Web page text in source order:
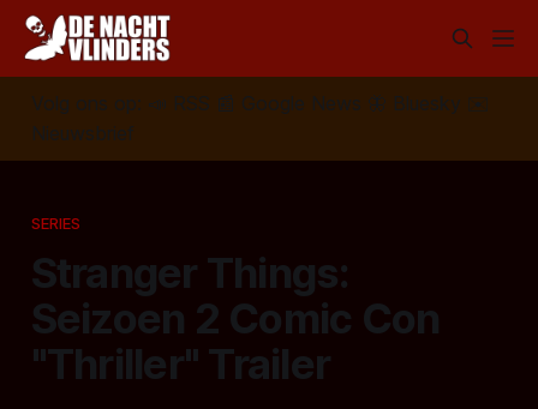
Volg ons op: 📣 RSS 📰 Google News 🦋 Bluesky
✉️
Nieuwsbrief
SERIES
Stranger Things:
Seizoen 2 Comic Con
"Thriller" Trailer